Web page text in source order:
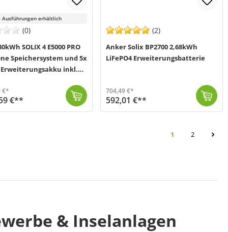
Ausführungen erhältlich
(0)
SOLIX 4 E5000 PRO
Speichersystem und 5x
Erweiterungsakku inkl.
€*
€**
(2)
Anker Solix BP2700 2,68kWh
LiFePO4 Erweiterungsbatterie
704,49 €*
592,01 €**
Seite
1 Seite
2
& Inselanlagen